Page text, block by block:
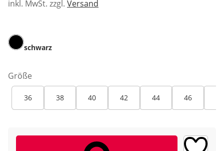
inkl. MwSt. zzgl. Versand
schwarz
Größe
36 38 40 42 44 46